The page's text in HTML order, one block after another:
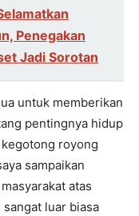
Penegakan
Jadi Sorotan
untuk memberikan
pentingnya hidup
royong
sampaikan
atas
luar biasa